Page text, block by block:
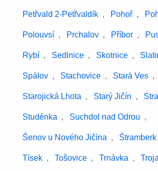
Petřvald 2-Petřvaldík , Pohoř ,
Polouvsí , Prchalov , Příbor ,
Rybí , Sedlnice , Skotnice ,
Spálov , Stachovice , Stará Ves ,
Starojická Lhota , Starý Jičín ,
Studénka , Suchdol nad Odrou ,
Šenov u Nového Jičína , Štramberk
Tísek , Tošovice , Trnávka ,